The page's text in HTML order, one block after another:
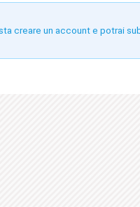
creare un account e potrai